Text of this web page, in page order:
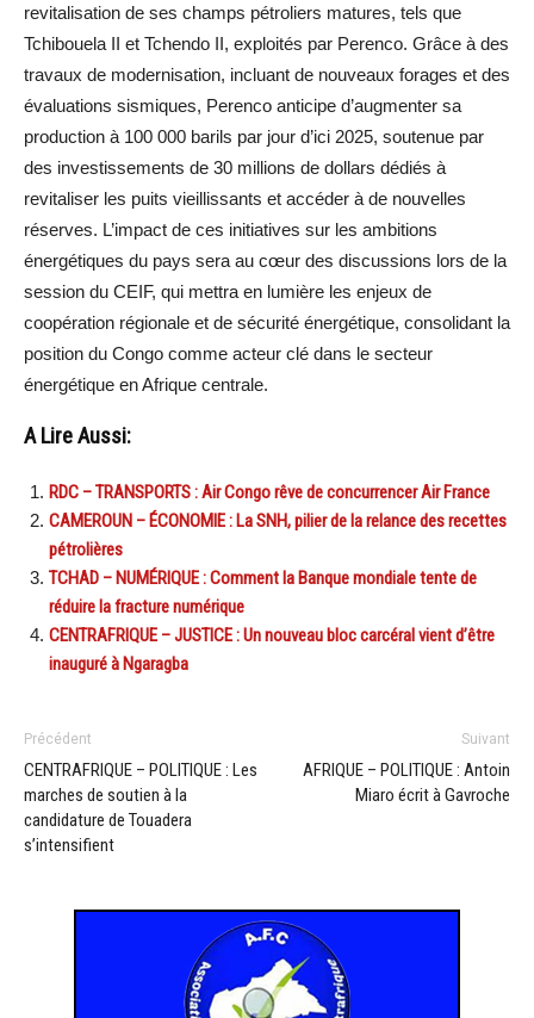
revitalisation de ses champs pétroliers matures, tels que
Tchibouela II et Tchendo II, exploités par Perenco. Grâce à des
travaux de modernisation, incluant de nouveaux forages et des
évaluations sismiques, Perenco anticipe d’augmenter sa
production à 100 000 barils par jour d’ici 2025, soutenue par
des investissements de 30 millions de dollars dédiés à
revitaliser les puits vieillissants et accéder à de nouvelles
réserves. L’impact de ces initiatives sur les ambitions
énergétiques du pays sera au cœur des discussions lors de la
session du CEIF, qui mettra en lumière les enjeux de
coopération régionale et de sécurité énergétique, consolidant la
position du Congo comme acteur clé dans le secteur
énergétique en Afrique centrale.
A Lire Aussi:
RDC – TRANSPORTS : Air Congo rêve de concurrencer Air France
CAMEROUN – ÉCONOMIE : La SNH, pilier de la relance des recettes
pétrolières
TCHAD – NUMÉRIQUE : Comment la Banque mondiale tente de
réduire la fracture numérique
CENTRAFRIQUE – JUSTICE : Un nouveau bloc carcéral vient d’être
inauguré à Ngaragba
Précédent
CENTRAFRIQUE – POLITIQUE : Les
marches de soutien à la
candidature de Touadera
s’intensifient
Suivant
AFRIQUE – POLITIQUE : Antoin
Miaro écrit à Gavroche